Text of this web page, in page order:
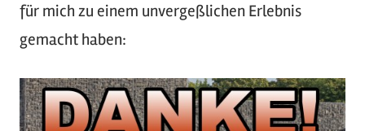
für mich zu einem unvergeßlichen Erlebnis
gemacht haben: